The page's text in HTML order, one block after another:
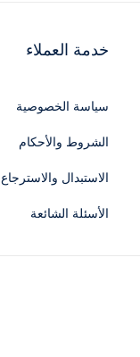
خدمة العملاء
سياسة الخصوصية
الشروط والأحكام
الاستبدال والاسترجاع
الأسئلة الشائعة